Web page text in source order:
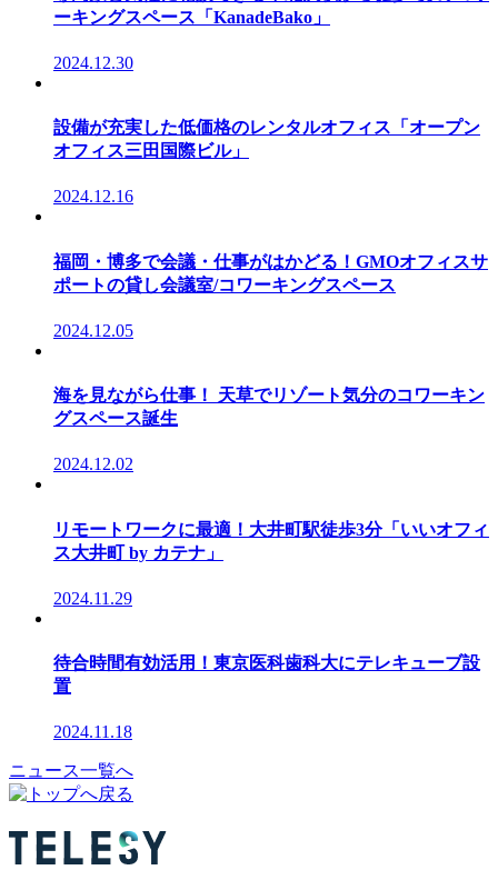
ーキングスペース「KanadeBako」
2024.12.30
設備が充実した低価格のレンタルオフィス「オープン
オフィス三田国際ビル」
2024.12.16
福岡・博多で会議・仕事がはかどる！GMOオフィスサ
ポートの貸し会議室/コワーキングスペース
2024.12.05
海を見ながら仕事！ 天草でリゾート気分のコワーキン
グスペース誕生
2024.12.02
リモートワークに最適！大井町駅徒歩3分「いいオフィ
ス大井町 by カテナ」
2024.11.29
待合時間有効活用！東京医科歯科大にテレキューブ設
置
2024.11.18
ニュース一覧へ